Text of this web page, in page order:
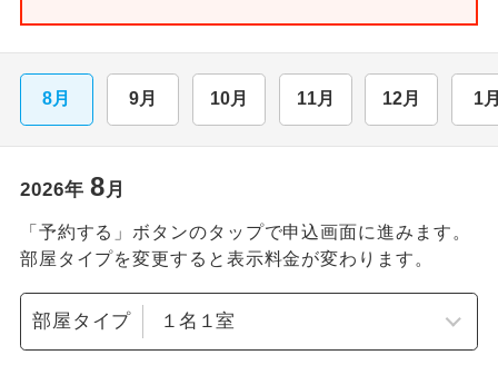
8月 9月 10月 11月 12月 1
2026年 8 月
「予約する」ボタンのタップで申込画面に進みます。
部屋タイプを変更すると表示料金が変わります。
部屋タイプ